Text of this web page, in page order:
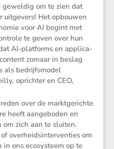
geweldig om te zien dat
uitge­vers! Het opbouwen
voor AI begint met
te geven over hun
AI-platforms en appli­ca­
zomaar in beslag
als bedrijfs­model
oprichter en CEO,
over de markt­ge­richte
heeft aange­boden en
om zich aan te sluiten.
overheids­in­ter­ven­ties om
ons ecosys­teem op te